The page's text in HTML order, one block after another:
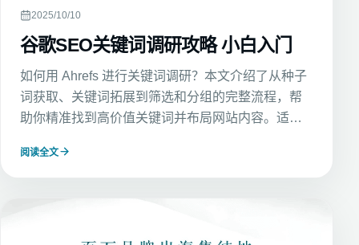
2025/10/10
谷歌SEO关键词调研攻略 小白入门
如何用 Ahrefs 进行关键词调研？本文介绍了从种子
词获取、关键词拓展到筛选和分组的完整流程，帮
助你精准找到高价值关键词并布局网站内容。适合
和排名。
阅读全文